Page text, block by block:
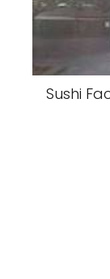
Sushi